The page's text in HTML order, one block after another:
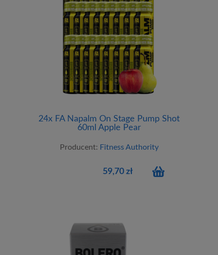
24x FA Napalm On Stage Pump Shot
60ml Apple Pear
Producent: Fitness Authority
59,70 zł